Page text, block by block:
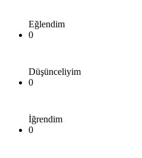
Eğlendim
0
Düşünceliyim
0
İğrendim
0